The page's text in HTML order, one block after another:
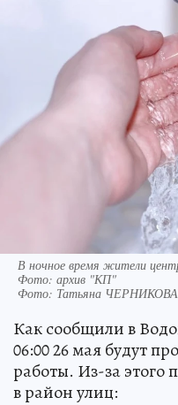
В ночное время жители
Фото: архив "КП"
Фото: Татьяна
Как сообщили в
06:00 26 мая будут
работы. Из-за этого
в район улиц: